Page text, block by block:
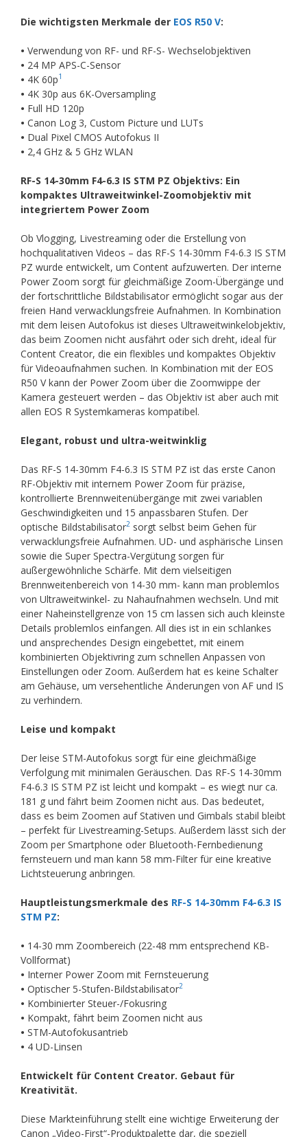
Die wichtigsten Merkmale der EOS R50 V:
• Verwendung von RF- und RF-S- Wechselobjektiven
• 24 MP APS-C-Sensor
• 4K 60p1
• 4K 30p aus 6K-Oversampling
• Full HD 120p
• Canon Log 3, Custom Picture und LUTs
• Dual Pixel CMOS Autofokus II
• 2,4 GHz & 5 GHz WLAN
RF-S 14-30mm F4-6.3 IS STM PZ Objektivs: Ein
kompaktes Ultraweitwinkel-Zoomobjektiv mit
integriertem Power Zoom
Ob Vlogging, Livestreaming oder die Erstellung von
hochqualitativen Videos – das RF-S 14-30mm F4-6.3 IS STM
PZ wurde entwickelt, um Content aufzuwerten. Der interne
Power Zoom sorgt für gleichmäßige Zoom-Übergänge und
der fortschrittliche Bildstabilisator ermöglicht sogar aus der
freien Hand verwacklungsfreie Aufnahmen. In Kombination
mit dem leisen Autofokus ist dieses Ultraweitwinkelobjektiv,
das beim Zoomen nicht ausfährt oder sich dreht, ideal für
Content Creator, die ein flexibles und kompaktes Objektiv
für Videoaufnahmen suchen. In Kombination mit der EOS
R50 V kann der Power Zoom über die Zoomwippe der
Kamera gesteuert werden – das Objektiv ist aber auch mit
allen EOS R Systemkameras kompatibel.
Elegant, robust und ultra-weitwinklig
Das RF-S 14-30mm F4-6.3 IS STM PZ ist das erste Canon
RF-Objektiv mit internem Power Zoom für präzise,
kontrollierte Brennweitenübergänge mit zwei variablen
Geschwindigkeiten und 15 anpassbaren Stufen. Der
optische Bildstabilisator2 sorgt selbst beim Gehen für
verwacklungsfreie Aufnahmen. UD- und asphärische Linsen
sowie die Super Spectra-Vergütung sorgen für
außergewöhnliche Schärfe. Mit dem vielseitigen
Brennweitenbereich von 14-30 mm- kann man problemlos
von Ultraweitwinkel- zu Nahaufnahmen wechseln. Und mit
einer Naheinstellgrenze von 15 cm lassen sich auch kleinste
Details problemlos einfangen. All dies ist in ein schlankes
und ansprechendes Design eingebettet, mit einem
kombinierten Objektivring zum schnellen Anpassen von
Einstellungen oder Zoom. Außerdem hat es keine Schalter
am Gehäuse, um versehentliche Änderungen von AF und IS
zu verhindern.
Leise und kompakt
Der leise STM-Autofokus sorgt für eine gleichmäßige
Verfolgung mit minimalen Geräuschen. Das RF-S 14-30mm
F4-6.3 IS STM PZ ist leicht und kompakt – es wiegt nur ca.
181 g und fährt beim Zoomen nicht aus. Das bedeutet,
dass es beim Zoomen auf Stativen und Gimbals stabil bleibt
– perfekt für Livestreaming-Setups. Außerdem lässt sich der
Zoom per Smartphone oder Bluetooth-Fernbedienung
fernsteuern und man kann 58 mm-Filter für eine kreative
Lichtsteuerung anbringen.
Hauptleistungsmerkmale des RF-S 14-30mm F4-6.3 IS
STM PZ:
• 14-30 mm Zoombereich (22-48 mm entsprechend KB-
Vollformat)
• Interner Power Zoom mit Fernsteuerung
• Optischer 5-Stufen-Bildstabilisator2
• Kombinierter Steuer-/Fokusring
• Kompakt, fährt beim Zoomen nicht aus
• STM-Autofokusantrieb
• 4 UD-Linsen
Entwickelt für Content Creator. Gebaut für
Kreativität.
Diese Markteinführung stellt eine wichtige Erweiterung der
Canon „Video-First“-Produktpalette dar, die speziell